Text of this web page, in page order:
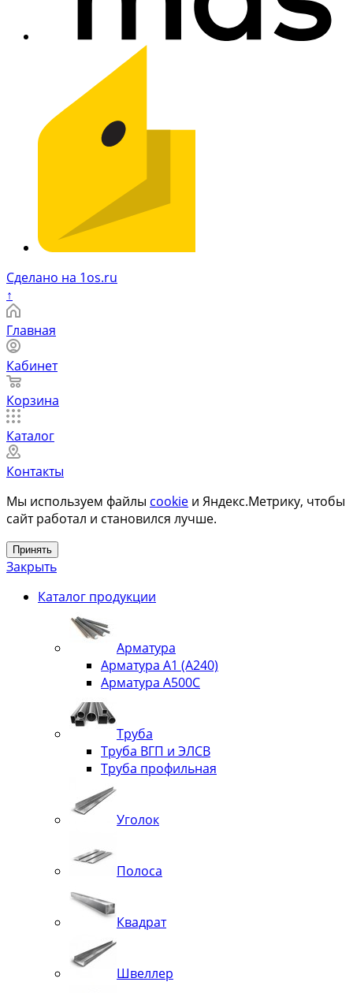
Сделано на 1os.ru
↑
Главная
Кабинет
Корзина
Каталог
Контакты
Мы используем файлы cookie и Яндекс.Метрику, чтобы
сайт работал и становился лучше.
Принять
Закрыть
Каталог продукции
Арматура
Арматура А1 (А240)
Арматура А500С
Труба
Труба ВГП и ЭЛСВ
Труба профильная
Уголок
Полоса
Квадрат
Швеллер